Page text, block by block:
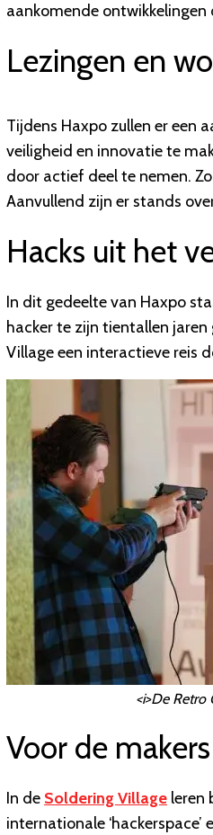
aankomende ontwikkelingen
Lezingen en
Tijdens Haxpo zullen er een
veiligheid en innovatie te
door actief deel te nemen.
Aanvullend zijn er stands
Hacks uit het
In dit gedeelte van Haxpo
hacker te zijn tientallen
Village een interactieve reis
<i>De Retro
Voor de makers
In de Soldering Village leren
internationale